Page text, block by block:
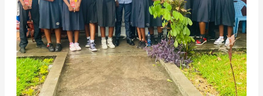
mars
deux
mille
vingt-
deux,
tenu